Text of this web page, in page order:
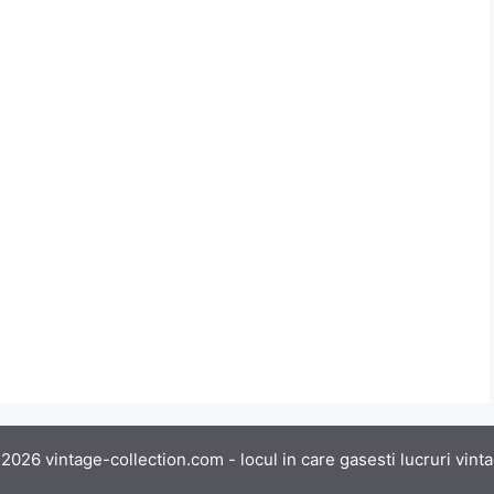
vintage-collection.com - locul in care gasesti lucruri